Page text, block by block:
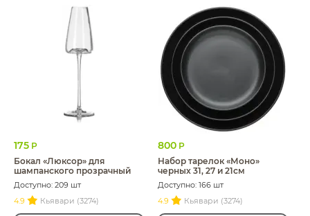
175 Р
Бокал «Люксор» для
шампанского прозрачный
Доступно: 209 шт
4.9
Кьявари (3274)
800 Р
Набор тарелок «Моно»
черных 31, 27 и 21см
Доступно: 166 шт
4.9
Кьявари (3274)